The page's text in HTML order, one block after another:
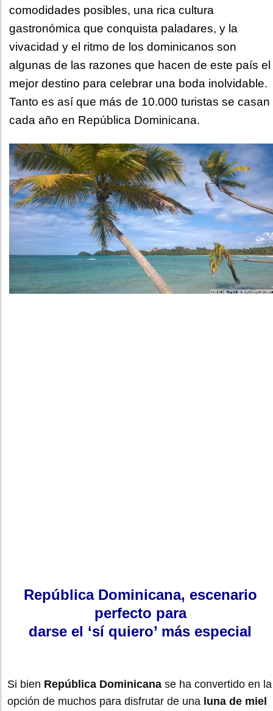
comodidades posibles, una rica cultura
gastronómica que conquista paladares, y la
vivacidad y el ritmo de los dominicanos son
algunas de las razones que hacen de este país el
mejor destino para celebrar una boda inolvidable.
Tanto es así que más de 10.000 turistas se casan
cada año en República Dominicana.
República Dominicana, escenario
perfecto para
darse el ‘sí quiero’ más especial
Si bien República Dominicana se ha convertido en la
opción de muchos para disfrutar de una luna de miel